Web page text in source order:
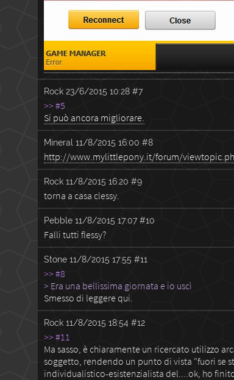
Rock 23/6/2015 10:28 #7
>> #5
Si può ancora migliorare.
Mineral 11/8/2015 16:00 #8
http://www.mylittlepony.it/forum/
Rock 11/8/2015 16:20 #9
torna a casa clessy.
Pebble 11/8/2015 17:07 #10
Falli tutti flessy?
Stone 11/8/2015 17:55 #11
>> #8
> Era una bellissima giornata e io uscì
Smesso di leggere qui.
Rock 11/8/2015 18:54 #12
>> #11
Ma sasso, è chiaramente un ricercato utilizzo
soggetto, rendendo un punto di vista "fuori se
individualistico-esistenzialista del....ok, ho